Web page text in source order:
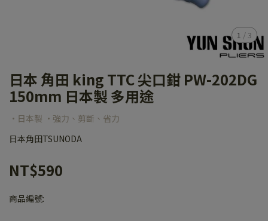
1 / 3
日本 角田 king TTC 尖口鉗 PW-202DG
150mm 日本製 多用途
·日本製 ·強力、剪斷、省力
日本角田TSUNODA
NT$590
商品編號: